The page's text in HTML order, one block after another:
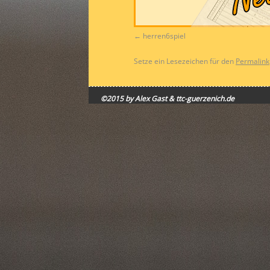
herren6spiel
Setze ein Lesezeichen für den Permalink
©2015 by Alex Gast & ttc-guerzenich.de